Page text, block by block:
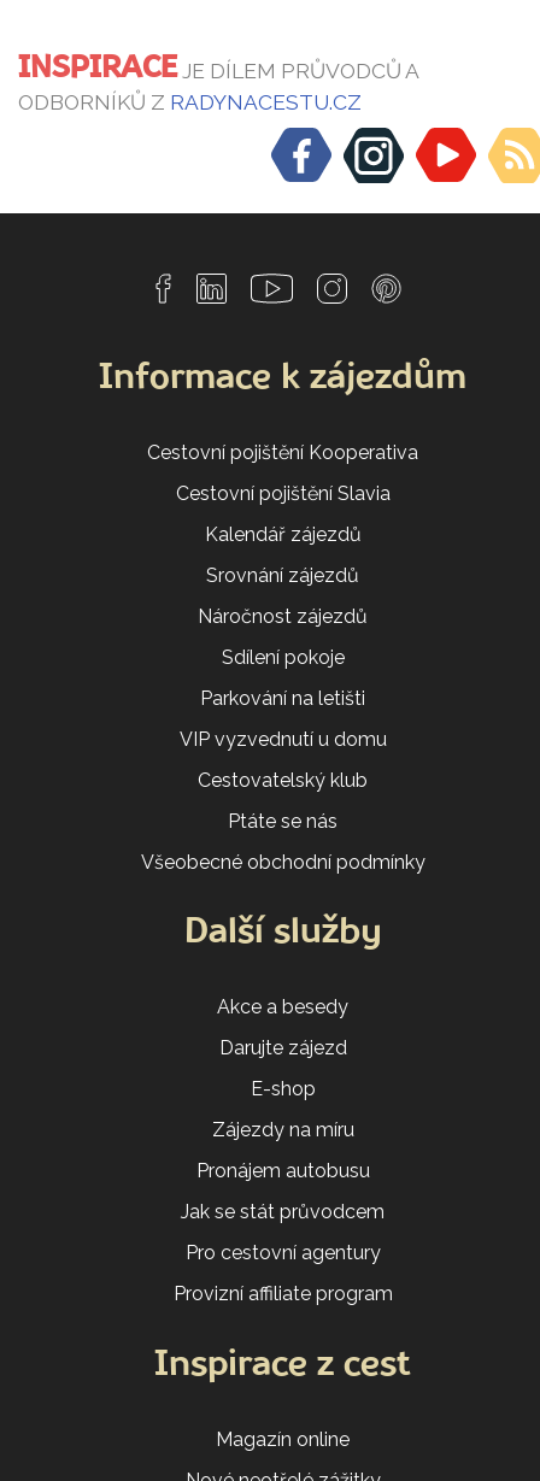
INSPIRACEJE DÍLEM PRŮVODCŮ A
ODBORNÍKŮ Z RADYNACESTU.CZ
Informace k zájezdům
Cestovní pojištění Kooperativa
Cestovní pojištění Slavia
Kalendář zájezdů
Srovnání zájezdů
Náročnost zájezdů
Sdílení pokoje
Parkování na letišti
VIP vyzvednutí u domu
Cestovatelský klub
Ptáte se nás
Všeobecné obchodní podmínky
Další služby
Akce a besedy
Darujte zájezd
E-shop
Zájezdy na míru
Pronájem autobusu
Jak se stát průvodcem
Pro cestovní agentury
Provizní affiliate program
Inspirace z cest
Magazín online